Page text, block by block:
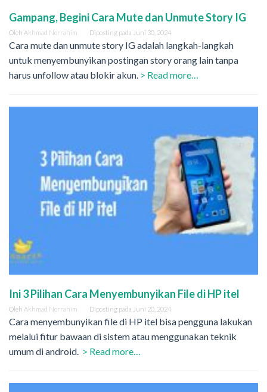
Gampang, Begini Cara Mute dan Unmute Story IG
Oleh Akhmad Norrahim Diposting pada Juni 30, 2024
Cara mute dan unmute story IG adalah langkah-langkah
untuk menyembunyikan postingan story orang lain tanpa
harus unfollow atau blokir akun. > Read more…
Ini 3 Pilihan Cara Menyembunyikan File di HP itel
Oleh Akhmad Norrahim Diposting pada Juni 20, 2024
Cara menyembunyikan file di HP itel bisa pengguna lakukan
melalui fitur bawaan di sistem atau menggunakan teknik
umum di android. > Read more…